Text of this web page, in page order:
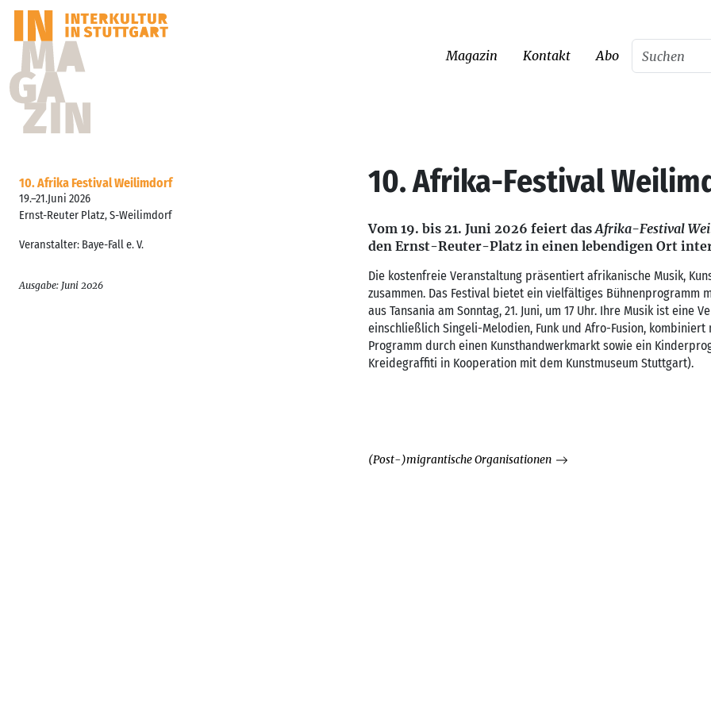
Magazin Kontakt Abo
10. Afrika Festival Weilimdorf
19.–21.Juni 2026
Ernst-Reuter Platz, S-Weilimdorf
Veranstalter: Baye-Fall e. V.
Ausgabe: Juni 2026
10. Afrika-Festival
Vom 19. bis 21. Juni 2026 feiert das Afrika-Festival
den Ernst-Reuter-Platz in einen lebendigen Ort
Die kostenfreie Veranstaltung präsentiert afrikanische Musik,
zusammen. Das Festival bietet ein vielfältiges
aus Tansania am Sonntag, 21. Juni, um 17 Uhr. Ihre Musik ist
einschließlich Singeli-Melodien, Funk und Afro-Fusion,
Programm durch einen Kunsthandwerkmarkt sowie ein
Kreidegraffiti in Kooperation mit dem Kunstmuseum Stuttgart).
(Post-)migrantische Organisationen